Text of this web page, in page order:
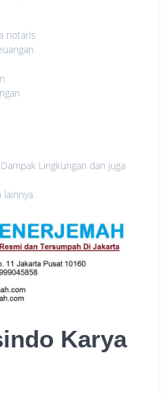
notaris
Lingkungan dan juga
Karya